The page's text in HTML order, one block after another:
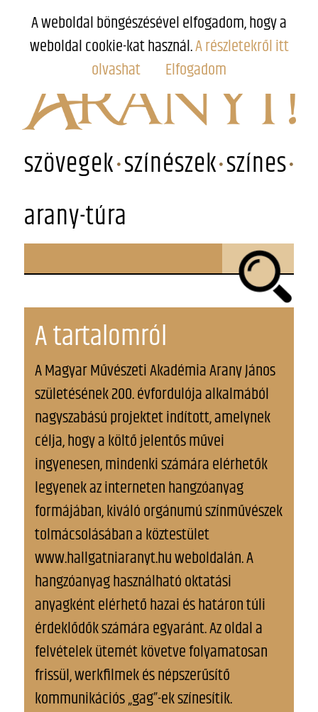
szövegek színészek színes
arany-túra
A tartalomról
A Magyar Művészeti Akadémia Arany János
születésének 200. évfordulója alkalmából
nagyszabású projektet indított, amelynek
célja, hogy a költő jelentős művei
ingyenesen, mindenki számára elérhetők
legyenek az interneten hangzóanyag
formájában, kiváló orgánumú színművészek
tolmácsolásában a köztestület
www.hallgatniaranyt.hu weboldalán. A
hangzóanyag használható oktatási
anyagként elérhető hazai és határon túli
érdeklődők számára egyaránt. Az oldal a
felvételek ütemét követve folyamatosan
frissül, werkfilmek és népszerűsítő
kommunikációs „gag”-ek színesítik.
A weboldal böngészésével elfogadom, hogy a
weboldal cookie-kat használ.A részletekről itt
olvashat
Elfogadom